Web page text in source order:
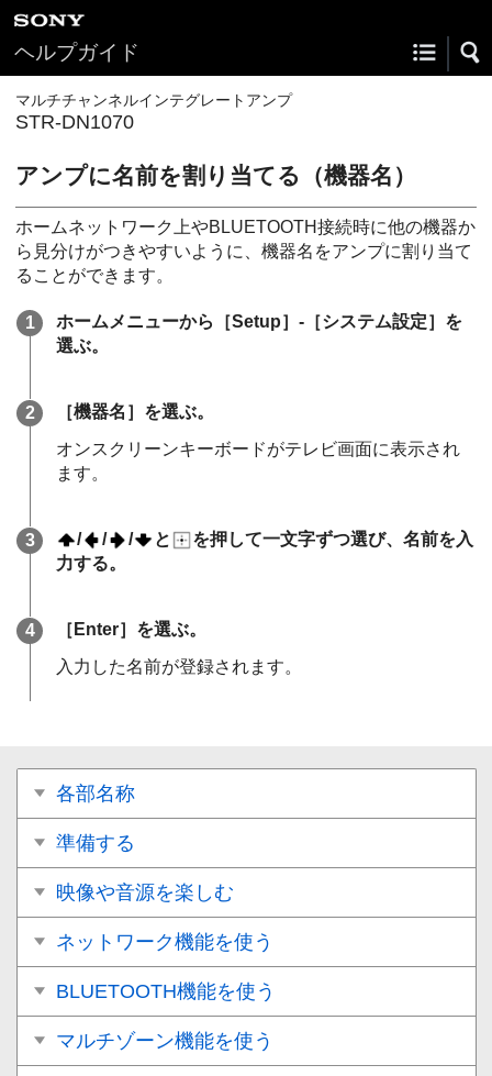
ヘルプガイド
マルチチャンネルインテグレートアンプ
STR-DN1070
アンプに名前を割り当てる（機器名）
ホームネットワーク上やBLUETOOTH接続時に他の機器か
ら見分けがつきやすいように、機器名をアンプに割り当て
ることができます。
ホームメニューから［Setup］-［システム設定］を
選ぶ。
［機器名 ］を選ぶ。
オンスクリーンキーボードがテレビ画面に表示され
ます。
/ / / と
を押して一文字ずつ選び、名前を入
力する。
［ Enter］を選ぶ。
入力した名前が登録されます。
各部名称
準備する
映像や音源を楽しむ
ネットワーク機能を使う
BLUETOOTH機能を使う
マルチゾーン機能を使う